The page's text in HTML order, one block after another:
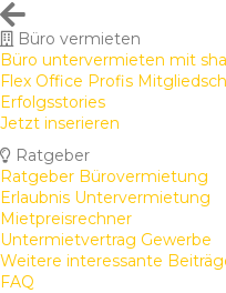
Büro vermieten
Büro untervermieten mit
Flex Office Profis
Erfolgsstories
Jetzt inserieren
Ratgeber
Ratgeber Bürovermietung
Erlaubnis Untervermietung
Mietpreisrechner
Untermietvertrag Gewerbe
Weitere interessante
FAQ